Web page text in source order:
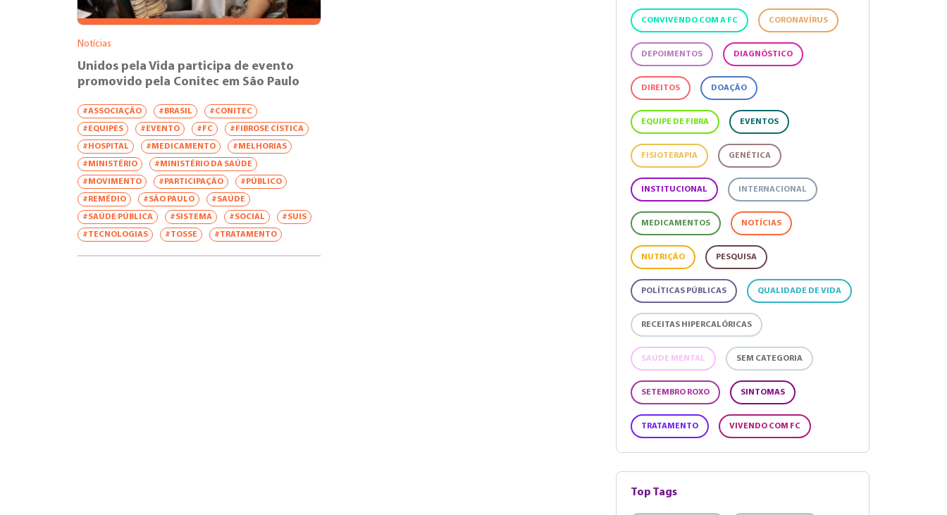
Notícias
Unidos pela Vida participa de evento
promovido pela Conitec em São Paulo
#ASSOCIAÇÃO #BRASIL #CONITEC
#EQUIPES #EVENTO #FC #FIBROSE CÍSTICA
#HOSPITAL #MEDICAMENTO #MELHORIAS
#MINISTÉRIO #MINISTÉRIO DA SAÚDE
#MOVIMENTO #PARTICIPAÇÃO #PÚBLICO
#REMÉDIO #SÃO PAULO #SAÚDE
#SAÚDE PÚBLICA #SISTEMA #SOCIAL #SUIS
#TECNOLOGIAS #TOSSE #TRATAMENTO
CONVIVENDO COM A FC CORONAVÍRUS
DEPOIMENTOS DIAGNÓSTICO
DIREITOS DOAÇÃO
EQUIPE DE FIBRA EVENTOS
FISIOTERAPIA GENÉTICA
INSTITUCIONAL INTERNACIONAL
MEDICAMENTOS NOTÍCIAS
NUTRIÇÃO PESQUISA
POLÍTICAS PÚBLICAS QUALIDADE DE VIDA
RECEITAS HIPERCALÓRICAS
SAÚDE MENTAL SEM CATEGORIA
SETEMBRO ROXO SINTOMAS
TRATAMENTO VIVENDO COM FC
Top Tags